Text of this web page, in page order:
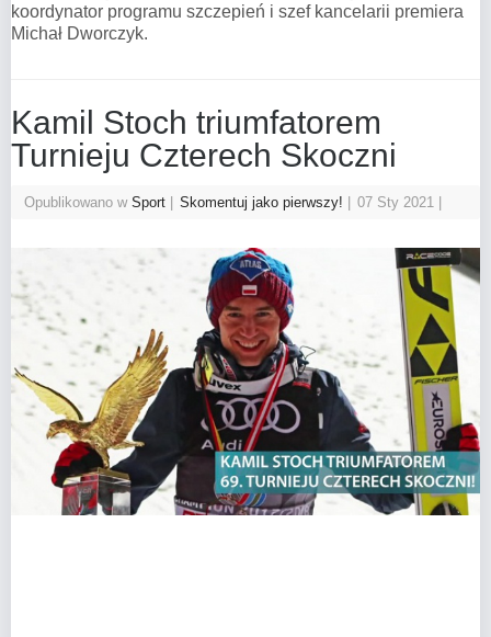
koordynator programu szczepień i szef kancelarii premiera
Michał Dworczyk.
Kamil Stoch triumfatorem
Turnieju Czterech Skoczni
Opublikowano w Sport Skomentuj jako pierwszy! 07 Sty 2021